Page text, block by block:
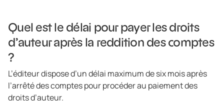
Quel est le délai pour payer les droits
d’auteur après la reddition des comptes
?
L’éditeur dispose d’un délai maximum de six mois après
l’arrêté des comptes pour procéder au paiement des
droits d’auteur.